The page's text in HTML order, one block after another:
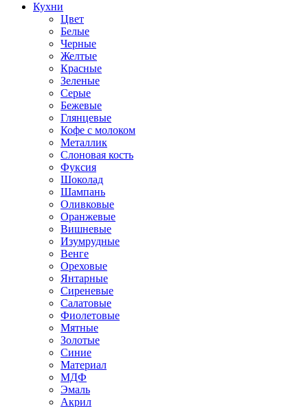
Кухни
Цвет
Белые
Черные
Желтые
Красные
Зеленые
Серые
Бежевые
Глянцевые
Кофе с молоком
Металлик
Слоновая кость
Фуксия
Шоколад
Шампань
Оливковые
Оранжевые
Вишневые
Изумрудные
Венге
Ореховые
Янтарные
Сиреневые
Салатовые
Фиолетовые
Мятные
Золотые
Синие
Материал
МДФ
Эмаль
Акрил